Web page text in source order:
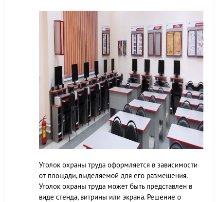
Уголок охраны труда оформляется в зависимости
от площади, выделяемой для его размещения.
Уголок охраны труда может быть представлен в
виде стенда, витрины или экрана. Решение о